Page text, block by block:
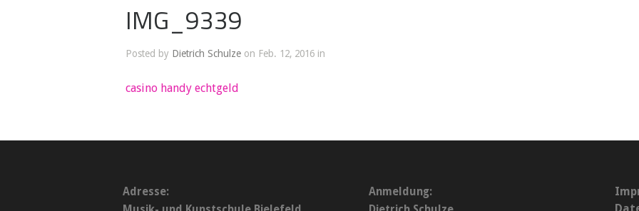
IMG_9339
Posted by Dietrich Schulze on Feb. 12, 2016 in
casino handy echtgeld
Adresse:
Anmeldung: